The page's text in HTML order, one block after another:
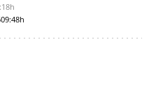
09:48h